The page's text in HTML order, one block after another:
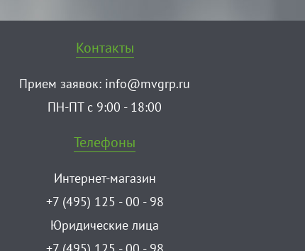
Контакты
Прием заявок: info@mvgrp.ru
ПН-ПТ с 9:00 - 18:00
Телефоны
Интернет-магазин
+7 (495) 125 - 00 - 98
Юридические лица